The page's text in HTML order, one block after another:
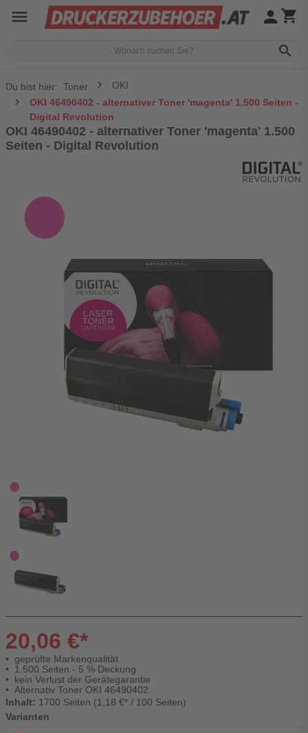
menu
search
person shopping_cart
Du bist hier: Toner
OKI
OKI 46490402 - alternativer Toner 'magenta' 1.500 Seiten -
Digital Revolution
OKI 46490402 - alternativer Toner 'magenta' 1.500
Seiten - Digital Revolution
20,06 €*
geprüfte Markenqualität
1.500 Seiten - 5 % Deckung
kein Verlust der Gerätegarantie
Alternativ Toner OKI 46490402
Inhalt: 1700 Seiten (1,18 €* / 100 Seiten)
Varianten